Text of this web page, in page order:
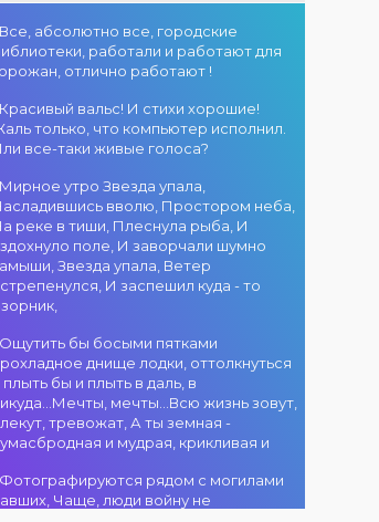
праздничная
атмосфера!
участием детских
творческих
коллективов
бала»! Вас ждут
яркие
выступления
прекрасные
песни,
зажигательные
танцы и
праздничное
настроение!
площади
областного
акимата
состоится
программа
ансамбля танца
«Карнавал»!
ансамбля —
Шамиль
Фахрутдинов. Вас
ждут зрелищные
хореографические
постановки, яркие
ритмы и
праздничное
настроение!
г. Костанай дом
культуры
В День города —
«MOVE &
DANCE»! 14
августа на
областного
акимата
состоится
праздничная DJ-
программа! Вас
ждут
зажигательные
ритмы, мощная
г. Костанай дом
культуры
Костанай
завоевал Гран-
при
культуры
#REPOST
@kstnews.kz - Во
летия со дня
основания
Костанайской
области подвели
г. Костанай дом
культуры
Все, абсолютно все, городские
работали и работают для
отлично работают !
Красивый вальс! И стихи хорошие!
только, что компьютер исполнил.
все-таки живые голоса?
Мирное утро Звезда упала,
вволю, Простором неба,
реке в тиши, Плеснула рыба, И
поле, И заворчали шумно
Звезда упала, Ветер
И заспешил куда - то
Ощутить бы босыми пятками
днище лодки, оттолкнуться
плыть бы и плыть в даль, в
мечты...Всю жизнь зовут,
тревожат, А ты земная -
и мудрая, крикливая и
Фотографируются рядом с могилами
Чаще, люди войну не